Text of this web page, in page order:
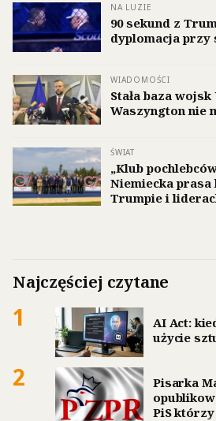
NA LUZIE
90 sekund z
dyplomacja przy
WIADOMOŚCI
Stała baza wojsk
Waszyngton nie
ŚWIAT
„Klub
Niemiecka prasa
Trumpie i
Najczęściej czytane
1
AI Act:
użycie
2
Pisarka
PiS którzy